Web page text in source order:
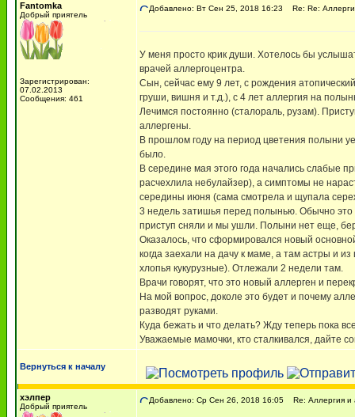
Fantomka
Добрый приятель
Зарегистрирован:
07.02.2013
Сообщения: 461
Добавлено: Вт Сен 25, 2018 16:23 Re: Re:
У меня просто крик души. Хотелось бы
врачей аллергоцентра.
Сын, сейчас ему 9 лет, с рождения
груши, вишня и т.д.), с 4 лет аллергия на
Лечимся постоянно (сталораль, рузам).
аллергены.
В прошлом году на период цветения полыни
было.
В середине мая этого года начались слабые
расчехлила небулайзер), а симптомы не
середины июня (сама смотрела и щупала
3 недель затишья перед полынью. Обычно
приступ сняли и мы ушли. Полыни нет еще,
Оказалось, что сформировался новый
когда заехали на дачу к маме, а там астры и
хлопья кукурузные). Отлежали 2 недели там.
Врачи говорят, что это новый аллерген и
На мой вопрос, доколе это будет и почему
разводят руками.
Куда бежать и что делать? Жду теперь пока
Уважаемые мамочки, кто сталкивался, дайте
Вернуться к началу
хэлпер
Добрый приятель
Добавлено: Ср Сен 26, 2018 16:05 Re: Аллергия и